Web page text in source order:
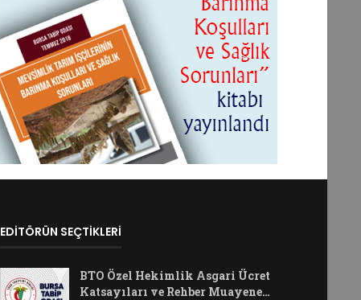
EDİTÖRÜN SEÇTİKLERİ
BTO Özel Hekimlik Asgari Ücret
Katsayıları ve Rehber Muayene…